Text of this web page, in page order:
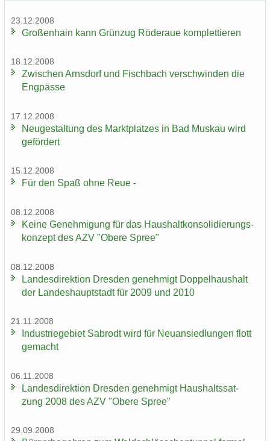
23.12.2008
Gro­ßen­hain kann Grün­zug Rö­der­aue kom­plet­tie­ren
18.12.2008
Zwi­schen Arns­dorf und Fisch­bach ver­schwin­den die
Eng­päs­se
17.12.2008
Neu­ge­stal­tung des Markt­plat­zes in Bad Mus­kau wird
ge­för­dert
15.12.2008
Für den Spaß ohne Reue -
08.12.2008
Keine Ge­neh­mi­gung für das Haus­halt­kon­so­li­die­rungs­
kon­zept des AZV "Obere Spree"
08.12.2008
Lan­des­di­rek­ti­on Dres­den ge­neh­migt Dop­pel­haus­halt
der Lan­des­haupt­stadt für 2009 und 2010
21.11.2008
In­dus­trie­ge­biet Sa­b­rodt wird für Neu­an­sied­lun­gen flott
ge­macht
06.11.2008
Lan­des­di­rek­ti­on Dres­den ge­neh­migt Haus­halts­sat­
zung 2008 des AZV "Obere Spree"
29.09.2008